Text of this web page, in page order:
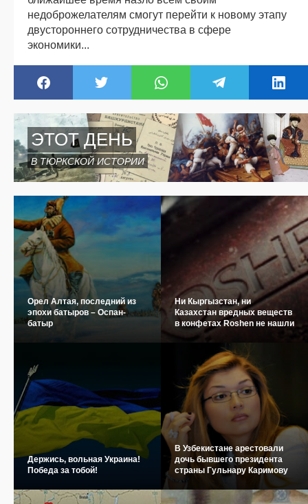
недоброжелателям смогут перейти к новому этапу
двустороннего сотрудничества в сфере
экономики...
ЭТОТ ДЕНЬ
В ТЮРКСКОЙ ИСТОРИИ
Орел Алтая, последний из
эпохи батыров – Оспан-
батыр
Ни Кыргызстан, ни
Казахстан вредных веществ
в конфетах Roshen не нашли
Держись, вольная Украина!
Победа за тобой!
В Узбекистане арестовали
дочь бывшего президента
страны Гульнару Каримову